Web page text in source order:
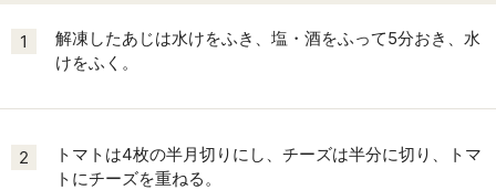
1
解凍したあじは水けをふき、塩・酒をふって5分おき、水
けをふく。
2
トマトは4枚の半月切りにし、チーズは半分に切り、トマ
トにチーズを重ねる。